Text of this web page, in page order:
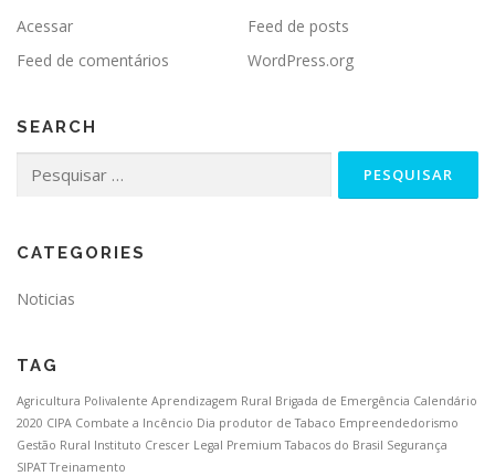
Acessar
Feed de posts
Feed de comentários
WordPress.org
SEARCH
CATEGORIES
Noticias
TAG
Agricultura Polivalente Aprendizagem Rural Brigada de Emergência Calendário
2020 CIPA Combate a Incêncio Dia produtor de Tabaco Empreendedorismo
Gestão Rural Instituto Crescer Legal Premium Tabacos do Brasil Segurança
SIPAT Treinamento